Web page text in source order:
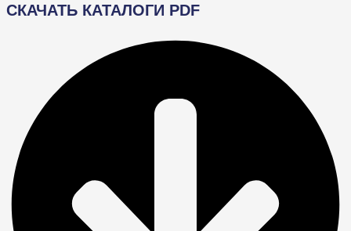
СКАЧАТЬ КАТАЛОГИ PDF